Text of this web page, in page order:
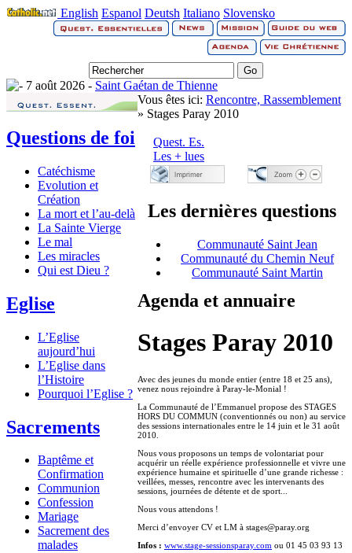
English Espanol Deutsh Italiano Slovensko
7 août 2026 - Saint Gaétan de Thienne
Questions de foi
Catéchisme
Evolution et
Création
La mort et l’au-delà
La Sainte Vierge
Le mal
Les miracles
Qui est Dieu ?
Eglise
L’Eglise
aujourd’hui
L’Eglise dans
l’Histoire
Pourquoi l’Eglise ?
Sacrements
Baptême et
Confirmation
Communion
Confession
Mariage
Sacrement des
malades
Vous êtes ici: Rencontre, Rassemblement
» Stages Paray 2010
Quest. Es.
Les + lues
Les dernières questions
Communauté Saint Jean
Communauté du Chemin Neuf
Communauté Saint Martin
Agenda et annuaire
Stages Paray 2010
Avec des jeunes du monde entier (entre 18 et 25 ans),
venez nous rejoindre à Paray-le-Monial !
La Communauté de l’Emmanuel propose des STAGES
HORS DU COMMUN (conventionnés ou non) au service
des sessions internationales entre le 14 juin et le 31 août
2010.
Nous vous proposons un temps de volontariat pour
acquérir un réelle expérience professionnelle et vivre une
expérience humaine et spirituelle d’une grande richesse :
veillées, messes, rencontre avec les intervenants des
sessions, journées de détente et de sport...
Nous vous attendons !
Merci d’envoyer CV et LM à stages@paray.org
Infos : www.stage-sessionsparay.com ou 01 45 03 93 13